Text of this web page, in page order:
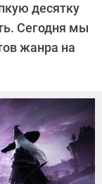
десятку
Сегодня мы
жанра на